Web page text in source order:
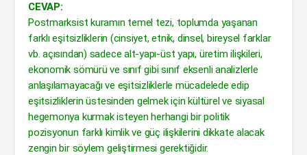
CEVAP:
Postmarksist kuramın temel tezi, toplumda yaşanan
farklı eşitsizliklerin (cinsiyet, etnik, dinsel, bireysel farklar
vb. açısından) sadece alt-yapı-üst yapı, üretim ilişkileri,
ekonomik sömürü ve sınıf gibi sınıf eksenli analizlerle
anlaşılamayacağı ve eşitsizliklerle mücadelede edip
eşitsizliklerin üstesinden gelmek için kültürel ve siyasal
hegemonya kurmak isteyen herhangi bir politik
pozisyonun farklı kimlik ve güç ilişkilerini dikkate alacak
zengin bir söylem geliştirmesi gerektiğidir.